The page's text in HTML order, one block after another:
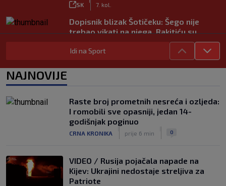
SK 7. kol.
Dopisnik blizak Šotičeku: Šego nije
trebao vikati na njega, Rakitiću su
također svi bili dinamovci…
SK
|
7. kol.
Objavljeno koje su države uz Infantina,
SK 7. kol.
Kustošija želi ekspresno u SHNL! Bara
službeno doveo pojačanje iz Schalkea
|
Idi na Sport
NAJNOVIJE
Raste broj prometnih nesreća i ozljeda:
I romobili sve opasniji, jedan 14-
godišnjak poginuo
CRNA KRONIKA prije 6 min 0
VIDEO / Rusija pojačala napade na
Kijev: Ukrajini nedostaje streljiva za
Patriote